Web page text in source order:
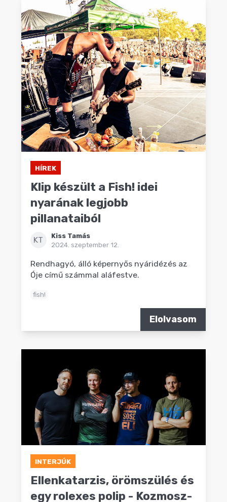
HÍREK
Klip készült a Fish! idei
nyarának legjobb
pillanataiból
KT
Kiss Tamás
2024. szeptember 12.
Rendhagyó, álló képernyős nyáridézés az
Óje című számmal aláfestve.
fish!
Elolvasom
INTERJÚK
Ellenkatarzis, örömszülés és
egy rolexes polip - Kozmosz-